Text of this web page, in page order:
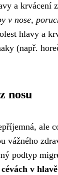
a krvácení
v nose,
hlavy a
(např.
nosu
ale
vážného
podtyp
v hlavě